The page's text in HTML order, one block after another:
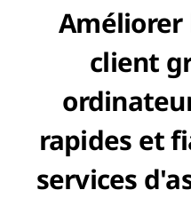
Améliorer
client
rapides et
services